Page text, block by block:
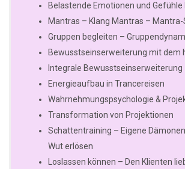
Belastende Emotionen und Gefühle
Mantras – Klang Mantras – Mantra-
Gruppen begleiten –
Bewusstseinserweiterung mit dem
Integrale Bewusstseinserweiterung
Energieaufbau in Trancereisen
Wahrnehmungspsychologie &
Transformation von Projektionen
Schattentraining – Eigene
Wut erlösen
Loslassen können – Den Klienten